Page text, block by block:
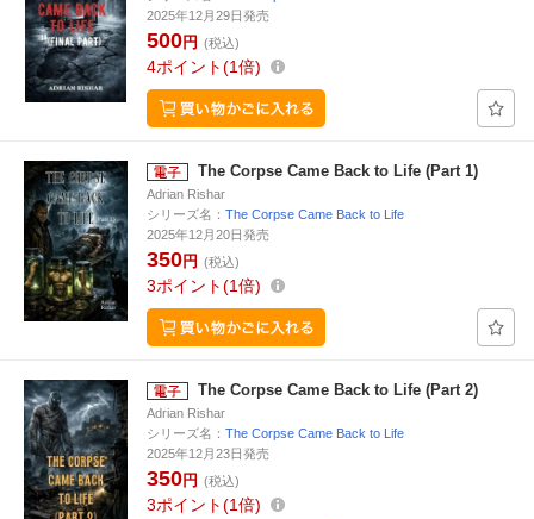
2025年12月29日発売
500円 (税込)
4ポイント 1倍
The Corpse Came Back to Life (Part 1)
Adrian Rishar
シリーズ名： The Corpse Came Back to Life
2025年12月20日発売
350円 (税込)
3ポイント 1倍
The Corpse Came Back to Life (Part 2)
Adrian Rishar
シリーズ名： The Corpse Came Back to Life
2025年12月23日発売
350円 (税込)
3ポイント 1倍